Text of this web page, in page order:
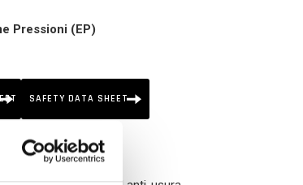
Pressioni (EP)
SAFETY DATA SHEET